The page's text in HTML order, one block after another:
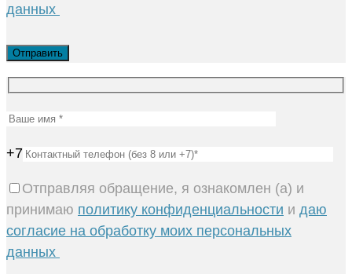
данных
+7
Отправляя обращение, я ознакомлен (а) и
принимаю политику конфиденциальности и даю
согласие на обработку моих персональных
данных